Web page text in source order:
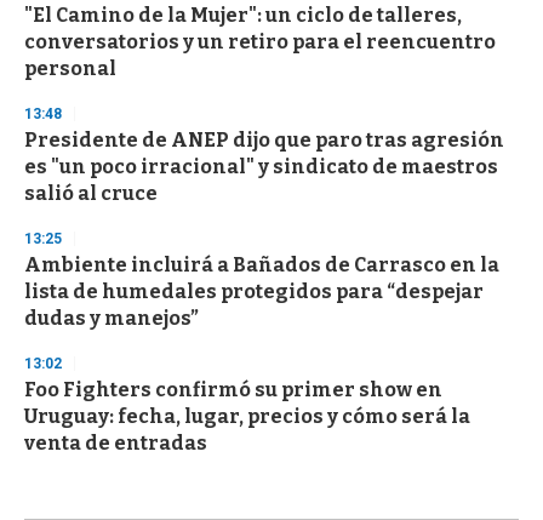
"El Camino de la Mujer": un ciclo de talleres,
conversatorios y un retiro para el reencuentro
personal
13:48
Presidente de ANEP dijo que paro tras agresión
es "un poco irracional" y sindicato de maestros
salió al cruce
13:25
Ambiente incluirá a Bañados de Carrasco en la
lista de humedales protegidos para “despejar
dudas y manejos”
13:02
Foo Fighters confirmó su primer show en
Uruguay: fecha, lugar, precios y cómo será la
venta de entradas